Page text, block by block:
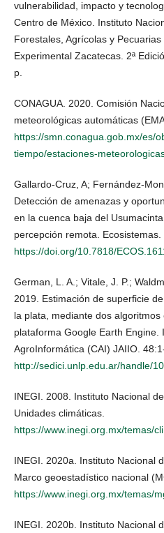
vulnerabilidad, impacto y
Centro de México. Instituto
Forestales, Agrícolas y
Experimental Zacatecas. 2ª
p.
CONAGUA. 2020. Comisión
meteorológicas automáticas
https://smn.conagua.gob.mx/es/
tiempo/estaciones-
Gallardo-Cruz, A; Fernández-
Detección de amenazas y
en la cuenca baja del
percepción remota. Ecosistemas.
https://doi.org/10.7818/
German, L. A.; Vitale, J. P.;
2019. Estimación de superficie
la plata, mediante dos
plataforma Google Earth Engine.
AgroInformática (CAI) JAIIO.
http://sedici.unlp.edu.ar/handle/
INEGI. 2008. Instituto Nacional
Unidades climáticas.
https://www.inegi.org.mx/temas/
INEGI. 2020a. Instituto Nacional
Marco geoestadístico nacional
https://www.inegi.org.mx/temas/
INEGI. 2020b. Instituto Nacional